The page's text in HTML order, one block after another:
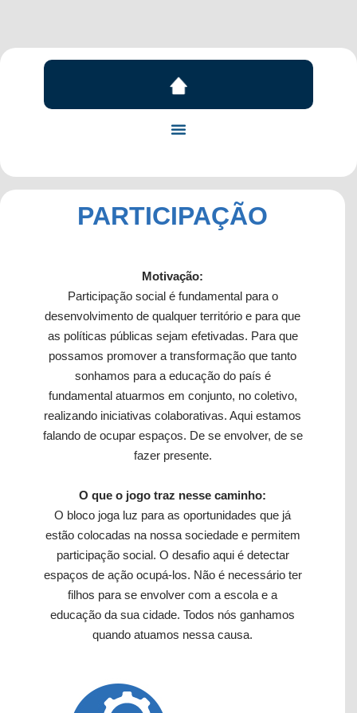
PARTICIPAÇÃO
Motivação:
Participação social é fundamental para o
desenvolvimento de qualquer território e para que
as políticas públicas sejam efetivadas. Para que
possamos promover a transformação que tanto
sonhamos para a educação do país é
fundamental atuarmos em conjunto, no coletivo,
realizando iniciativas colaborativas. Aqui estamos
falando de ocupar espaços. De se envolver, de se
fazer presente.
O que o jogo traz nesse caminho:
O bloco joga luz para as oportunidades que já
estão colocadas na nossa sociedade e permitem
participação social. O desafio aqui é detectar
espaços de ação ocupá-los. Não é necessário ter
filhos para se envolver com a escola e a
educação da sua cidade. Todos nós ganhamos
quando atuamos nessa causa.